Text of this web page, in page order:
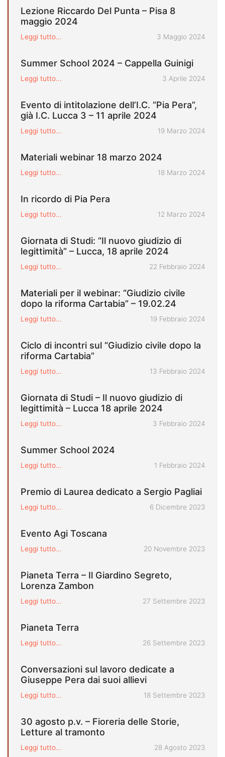
Lezione Riccardo Del Punta – Pisa 8
maggio 2024
Leggi tutto... Pubblicato il
3 Maggio 2024
Summer School 2024 – Cappella Guinigi
Leggi tutto... Pubblicato il
3 Aprile 2024
Evento di intitolazione dell’I.C. “Pia Pera”,
già I.C. Lucca 3 – 11 aprile 2024
Leggi tutto... Pubblicato il
19 Marzo 2024
Materiali webinar 18 marzo 2024
Leggi tutto... Pubblicato il
18 Marzo 2024
In ricordo di Pia Pera
Leggi tutto... Pubblicato il
12 Marzo 2024
Giornata di Studi: “Il nuovo giudizio di
legittimità” – Lucca, 18 aprile 2024
Leggi tutto... Pubblicato il
22 Febbraio 2024
Materiali per il webinar: “Giudizio civile
dopo la riforma Cartabia” – 19.02.24
Leggi tutto... Pubblicato il
19 Febbraio 2024
Ciclo di incontri sul “Giudizio civile dopo la
riforma Cartabia”
Leggi tutto... Pubblicato il
13 Febbraio 2024
Giornata di Studi – Il nuovo giudizio di
legittimità – Lucca 18 aprile 2024
Leggi tutto... Pubblicato il
3 Febbraio 2024
Summer School 2024
Leggi tutto... Pubblicato il
1 Febbraio 2024
Premio di Laurea dedicato a Sergio Pagliai
Leggi tutto... Pubblicato il
6 Dicembre 2023
Evento Agi Toscana
Leggi tutto... Pubblicato il
20 Novembre 2023
Pianeta Terra – Il Giardino Segreto,
Lorenza Zambon
Leggi tutto... Pubblicato il
27 Settembre 2023
Pianeta Terra
Leggi tutto... Pubblicato il
26 Settembre 2023
Conversazioni sul lavoro dedicate a
Giuseppe Pera dai suoi allievi
Leggi tutto... Pubblicato il
18 Settembre 2023
30 agosto p.v. – Fioreria delle Storie,
Letture al tramonto
Leggi tutto... Pubblicato il
28 Agosto 2023